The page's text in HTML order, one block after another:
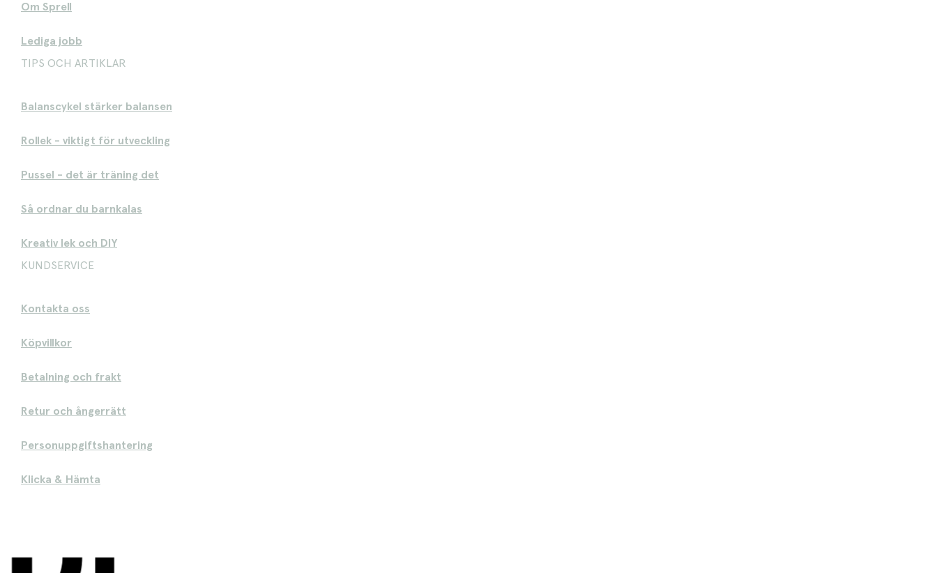
Om Sprell
Lediga jobb
TIPS OCH ARTIKLAR
Balanscykel stärker balansen
Rollek - viktigt för utveckling
Pussel - det är träning det
Så ordnar du barnkalas
Kreativ lek och DIY
KUNDSERVICE
Kontakta oss
Köpvillkor
Betalning och frakt
Retur och ångerrätt
Personuppgiftshantering
Klicka & Hämta